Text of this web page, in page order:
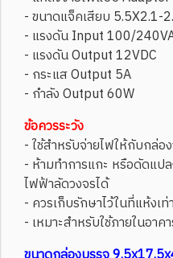
- ขนาดแจ็คเสียบ 5.5X2.1-
- แรงดัน Input 100/
- แรงดัน Output 12VDC
- กระแส Output 5A
- กำลัง Output 60W
ข้อควรระวัง
- ใช้สำหรับจ่ายไฟให้กับกล่อ
- ห้ามทำการแกะ หรือดัดแป
ไฟฟ้าลัดวงจรได้
- ควรเก็บรักษาไว้ในที่แห้งเ
- เหมาะสำหรับใช้ภายในอาค